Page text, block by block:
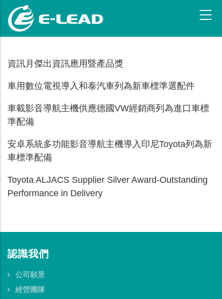
資訊月傑出資訊應用暨產品獎
車用數位電視導入和泰汽車列為新車標準選配件
車載影音導航主機供應德國VW經銷商列為進口車標
準配備
安卓系統多功能影音導航主機導入印尼Toyota列為新
車標準配備
Toyota ALJACS Supplier Silver Award-Outstanding
Performance in Delivery
認識我們
公司願景
經營團隊